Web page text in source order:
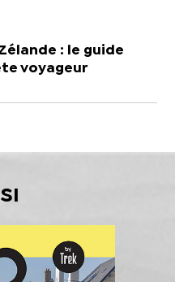
: le guide
voyageur